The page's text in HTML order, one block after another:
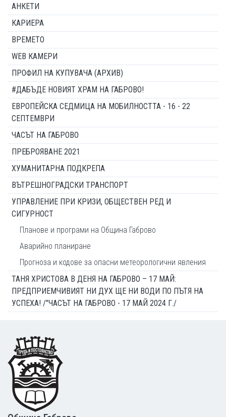
АНКЕТИ
КАРИЕРА
ВРЕМЕТО
WEB КАМЕРИ
ПРОФИЛ НА КУПУВАЧА (АРХИВ)
#ДАБЪДЕ НОВИЯТ ХРАМ НА ГАБРОВО!
ЕВРОПЕЙСКА СЕДМИЦА НА МОБИЛНОСТТА - 16 - 22
СЕПТЕМВРИ
ЧАСЪТ НА ГАБРОВО
ПРЕБРОЯВАНЕ 2021
ХУМАНИТАРНА ПОДКРЕПА
ВЪТРЕШНОГРАДСКИ ТРАНСПОРТ
УПРАВЛЕНИЕ ПРИ КРИЗИ, ОБЩЕСТВЕН РЕД И
СИГУРНОСТ
Планове и програми на Община Габрово
Аварийно планиране
Прогноза и кодове за опасни метеорологични явления
ТАНЯ ХРИСТОВА В ДЕНЯ НА ГАБРОВО – 17 МАЙ:
ПРЕДПРИЕМЧИВИЯТ НИ ДУХ ЩЕ НИ ВОДИ ПО ПЪТЯ НА
УСПЕХА! /"ЧАСЪТ НА ГАБРОВО - 17 МАЙ 2024 Г./
Footer